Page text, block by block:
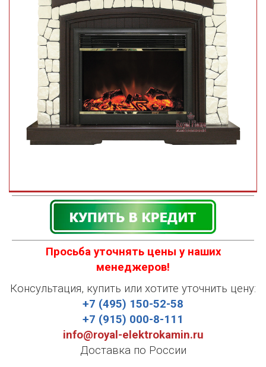
Просьба уточнять цены у наших
менеджеров!
Консультация, купить или хотите уточнить цену:
+7 (495) 150-52-58
+7 (915) 000-8-111
info@royal-elektrokamin.ru
Доставка по России